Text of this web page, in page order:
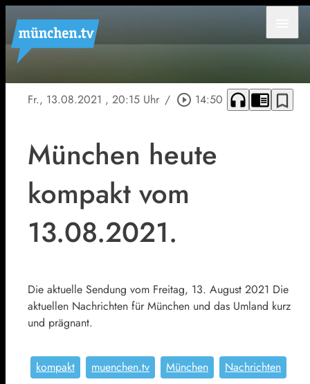
Fr., 13.08.2021 , 20:15 Uhr / play_circle_outline 14:50 headphones chrome_reader_mode bookmark_border
München heute
kompakt vom
13.08.2021.
Die aktuelle Sendung vom Freitag, 13. August 2021 Die
aktuellen Nachrichten für München und das Umland kurz
und prägnant.
kompakt muenchen.tv München
Nachrichten